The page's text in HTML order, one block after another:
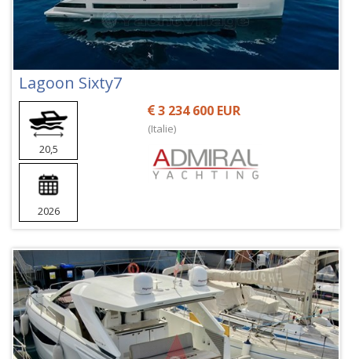
Lagoon Sixty7
20,5
2026
3 234 600 EUR
(Italie)